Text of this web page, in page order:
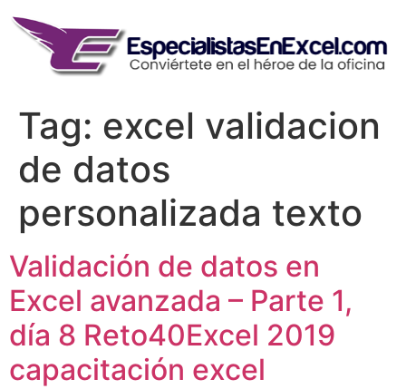
content
Tag: excel validacion
de datos
personalizada texto
Validación de datos en
Excel avanzada – Parte 1,
día 8 Reto40Excel 2019
capacitación excel